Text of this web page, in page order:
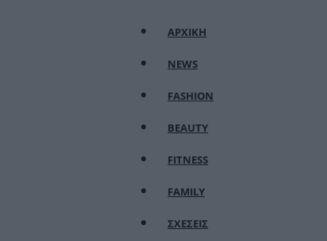
ΑΡΧΙΚΗ
NEWS
FASHION
BEAUTY
FITNESS
FAMILY
ΣΧΕΣΕΙΣ